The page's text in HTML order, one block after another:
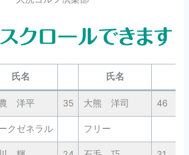
氏名 氏名
洋平 35 大熊 洋司 46
クゼネラル フリー